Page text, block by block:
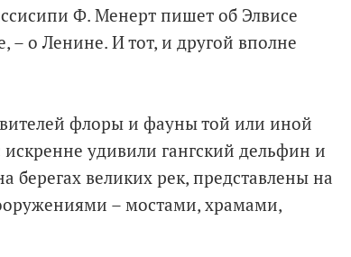
Ф. Менерт пишет об Элвисе
– о Ленине. И тот, и другой вполне
флоры и фауны той или иной
удивили гангский дельфин и
берегах великих рек, представлены на
– мостами, храмами,